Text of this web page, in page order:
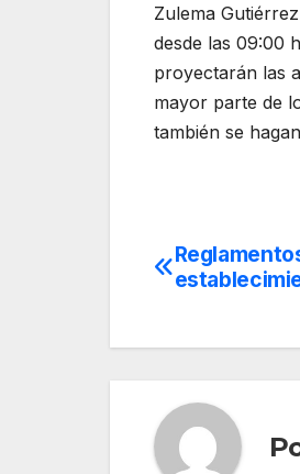
Zulema
desde las 09:00
proyectarán las
mayor parte de
también se
entradas